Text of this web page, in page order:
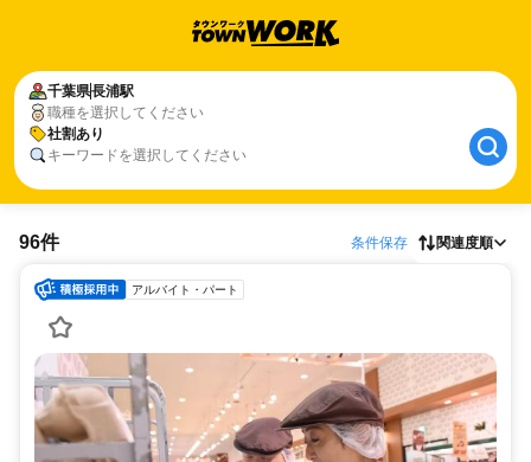
千葉県長浦駅
職種を選択してください
社割あり
キーワードを選択してください
96件 条件保存 関連度順
アルバイト・パート